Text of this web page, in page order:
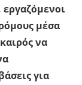
μέσα
να
για